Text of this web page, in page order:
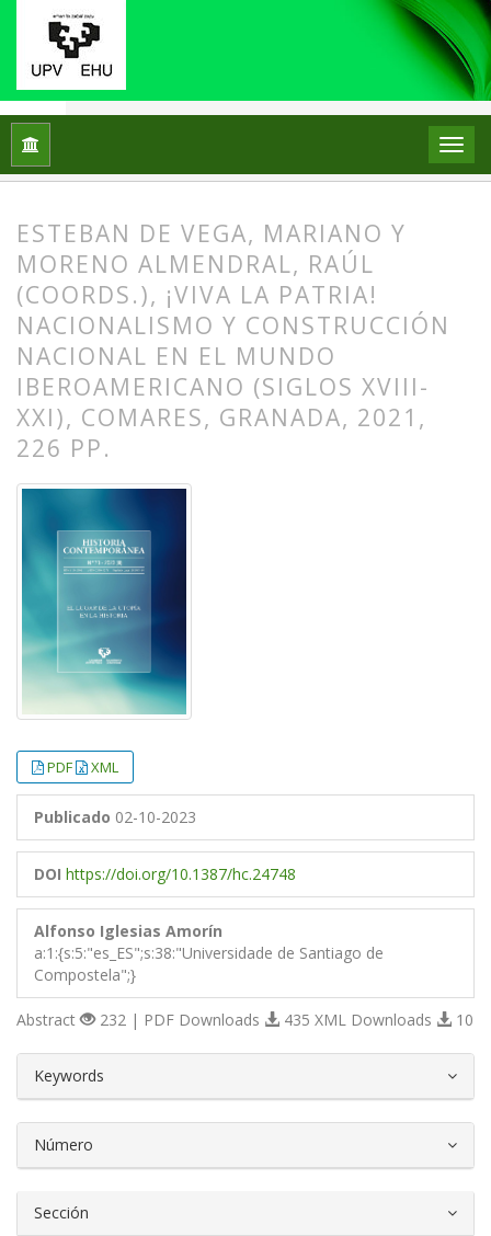
Inicio Núm. 73 (2023): EL LUGAR DE LA UTOPÍA
ESTEBAN DE VEGA, MARIANO Y
MORENO ALMENDRAL, RAÚL
(COORDS.), ¡VIVA LA PATRIA!
NACIONALISMO Y CONSTRUCCIÓN
NACIONAL EN EL MUNDO
IBEROAMERICANO (SIGLOS XVIII-
XXI), COMARES, GRANADA, 2021,
226 PP.
PDF XML
Publicado 02-10-2023
DOI https://doi.org/10.1387/hc.24748
Alfonso Iglesias Amorín
a:1:{s:5:"es_ES";s:38:"Universidade de Santiago de
Compostela";}
Abstract 232 | PDF Downloads 435 XML Downloads 10
Keywords
Número
Sección